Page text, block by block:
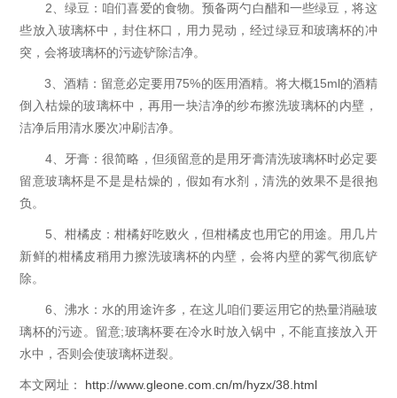
2、绿豆：咱们喜爱的食物。预备两勺白醋和一些绿豆，将这
些放入玻璃杯中，封住杯口，用力晃动，经过绿豆和玻璃杯的冲
突，会将玻璃杯的污迹铲除洁净。
3、酒精：留意必定要用75%的医用酒精。将大概15ml的酒精
倒入枯燥的玻璃杯中，再用一块洁净的纱布擦洗玻璃杯的内壁，
洁净后用清水屡次冲刷洁净。
4、牙膏：很简略，但须留意的是用牙膏清洗玻璃杯时必定要
留意玻璃杯是不是是枯燥的，假如有水剂，清洗的效果不是很抱
负。
5、柑橘皮：柑橘好吃败火，但柑橘皮也用它的用途。用几片
新鲜的柑橘皮稍用力擦洗玻璃杯的内壁，会将内壁的雾气彻底铲
除。
6、沸水：水的用途许多，在这儿咱们要运用它的热量消融玻
璃杯的污迹。留意;玻璃杯要在冷水时放入锅中，不能直接放入开
水中，否则会使玻璃杯迸裂。
本文网址： http://www.gleone.com.cn/m/hyzx/38.html